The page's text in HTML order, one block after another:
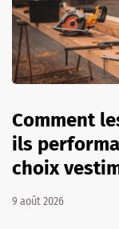
Comment
ils
choix
9 août 2026